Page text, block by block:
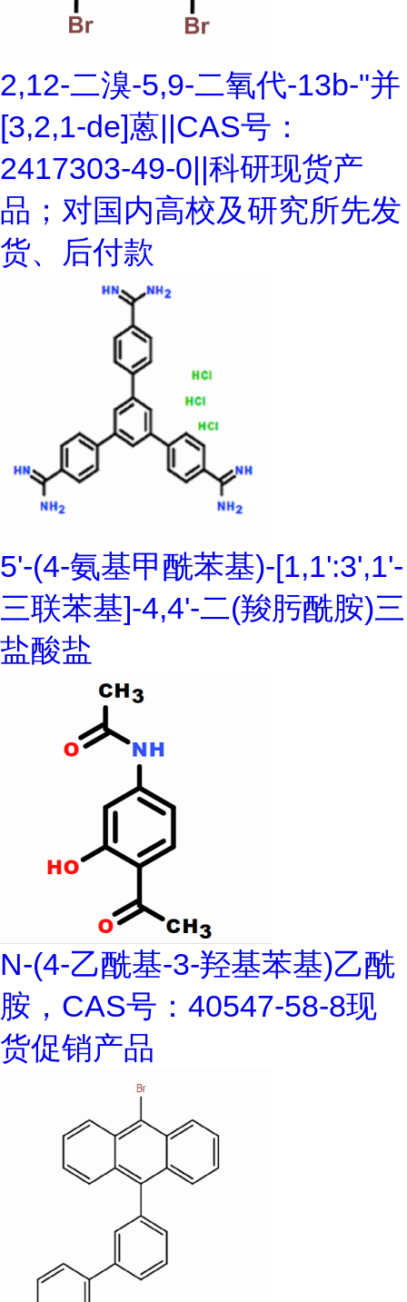
2,12-二溴-5,9-二氧代-13b-"并
[3,2,1-de]蒽||CAS号：
2417303-49-0||科研现货产
品；对国内高校及研究所先发
货、后付款
5'-(4-氨基甲酰苯基)-[1,1':3',1'-
三联苯基]-4,4'-二(羧肟酰胺)三
盐酸盐
N-(4-乙酰基-3-羟基苯基)乙酰
胺，CAS号：40547-58-8现
货促销产品